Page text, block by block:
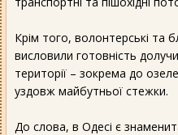
Крім того, волонтерські та
висловили готовність
території – зокрема до
уздовж майбутньої стежки.
До слова, в Одесі є